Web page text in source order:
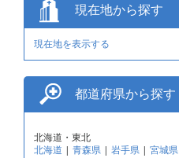
現在地から探す
現在地を表示する
都道府県から探す
北海道・東北
北海道 | 青森県 | 岩手県 | 宮城県